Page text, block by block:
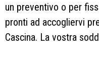
un preventivo o per
pronti ad accogliervi
Cascina. La vostra